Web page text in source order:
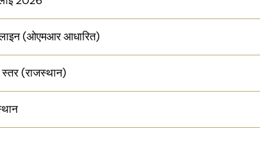
(ओएमआर आधारित)
स्तर (राजस्थान)